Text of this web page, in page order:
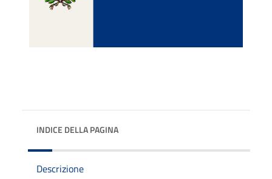
INDICE DELLA PAGINA
Descrizione